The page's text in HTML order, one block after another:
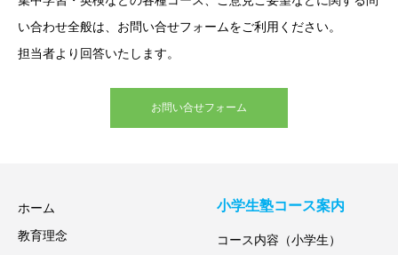
い合わせ全般は、お問い合せフォームをご利用ください。
担当者より回答いたします。
お問い合せフォーム
ホーム
教育理念
小学生塾コース案内
コース内容（小学生）